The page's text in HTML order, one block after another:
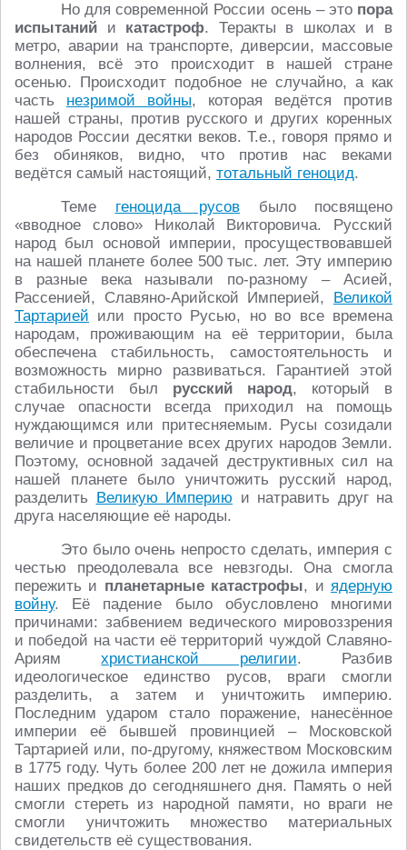
Но для современной России осень – это пора
испытаний и катастроф. Теракты в школах и в
метро, аварии на транспорте, диверсии, массовые
волнения, всё это происходит в нашей стране
осенью. Происходит подобное не случайно, а как
часть незримой войны, которая ведётся против
нашей страны, против русского и других коренных
народов России десятки веков. Т.е., говоря прямо и
без обиняков, видно, что против нас веками
ведётся самый настоящий, тотальный геноцид.
Теме геноцида русов было посвящено
«вводное слово» Николай Викторовича. Русский
народ был основой империи, просуществовавшей
на нашей планете более 500 тыс. лет. Эту империю
в разные века называли по-разному – Асией,
Рассенией, Славяно-Арийской Империей, Великой
Тартарией или просто Русью, но во все времена
народам, проживающим на её территории, была
обеспечена стабильность, самостоятельность и
возможность мирно развиваться. Гарантией этой
стабильности был русский народ, который в
случае опасности всегда приходил на помощь
нуждающимся или притесняемым. Русы созидали
величие и процветание всех других народов Земли.
Поэтому, основной задачей деструктивных сил на
нашей планете было уничтожить русский народ,
разделить Великую Империю и натравить друг на
друга населяющие её народы.
Это было очень непросто сделать, империя с
честью преодолевала все невзгоды. Она смогла
пережить и планетарные катастрофы, иядерную
войну. Её падение было обусловлено многими
причинами: забвением ведического мировоззрения
и победой на части её территорий чуждой Славяно-
Ариямхристианской религии. Разбив
идеологическое единство русов, враги смогли
разделить, а затем и уничтожить империю.
Последним ударом стало поражение, нанесённое
империи её бывшей провинцией – Московской
Тартарией или, по-другому, княжеством Московским
в 1775 году. Чуть более 200 лет не дожила империя
наших предков до сегодняшнего дня. Память о ней
смогли стереть из народной памяти, но враги не
смогли уничтожить множество материальных
свидетельств её существования.